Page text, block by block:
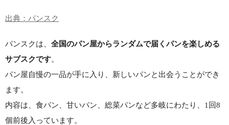
出典：パンスク
パンスクは、 全国のパン屋からランダムで届くパンを楽しめる
サブスクです。
パン屋自慢の一品が手に入り、新しいパンと出会うことができ
ます。
内容は、食パン、甘いパン、総菜パンなど多岐にわたり、1回8
個前後入っています。